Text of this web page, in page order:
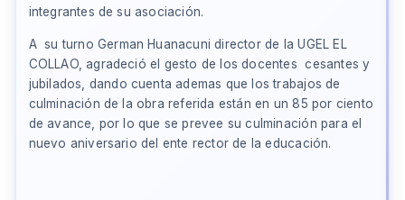
integrantes de su asociación.
A su turno German Huanacuni director de la UGEL EL
COLLAO, agradeció el gesto de los docentes cesantes y
jubilados, dando cuenta ademas que los trabajos de
culminación de la obra referida están en un 85 por ciento
de avance, por lo que se prevee su culminación para el
nuevo aniversario del ente rector de la educación.